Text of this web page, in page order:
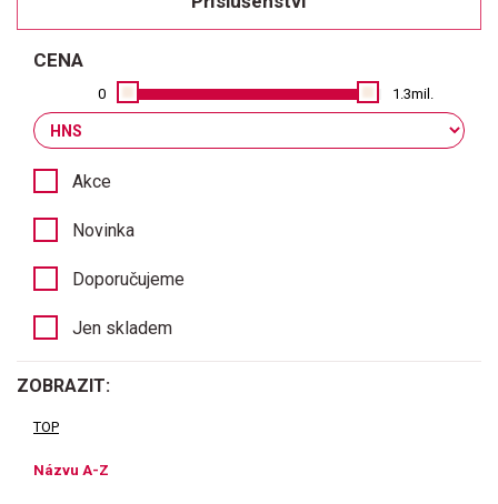
CENA
0 1.3mil.
Akce
Novinka
Doporučujeme
Jen skladem
ZOBRAZIT:
TOP
Názvu A-Z